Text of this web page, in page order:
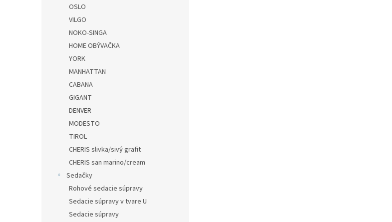
OSLO
VILGO
NOKO-SINGA
HOME OBÝVAČKA
YORK
MANHATTAN
CABANA
GIGANT
DENVER
MODESTO
TIROL
CHERIS slivka/sivý grafit
CHERIS san marino/cream
Sedačky
Rohové sedacie súpravy
Sedacie súpravy v tvare U
Sedacie súpravy